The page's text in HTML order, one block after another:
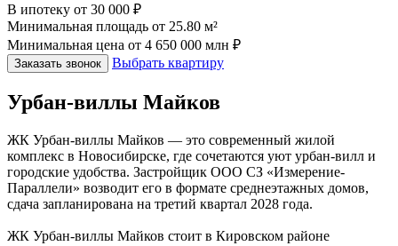
В ипотеку от 30 000 ₽
Минимальная площадь от 25.80 м²
Минимальная цена от 4 650 000 млн ₽
Заказать звонок Выбрать квартиру
Урбан-виллы Майков
ЖК Урбан-виллы Майков — это современный жилой
комплекс в Новосибирске, где сочетаются уют урбан-вилл и
городские удобства. Застройщик ООО СЗ «Измерение-
Параллели» возводит его в формате среднеэтажных домов,
сдача запланирована на третий квартал 2028 года.
ЖК Урбан-виллы Майков стоит в Кировском районе